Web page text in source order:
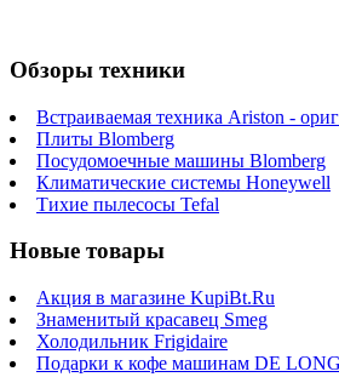
Обзоры техники
Встраиваемая техника Ariston -
Плиты Blomberg
Посудомоечные машины Blomberg
Климатические системы Honeywell
Тихие пылесосы Tefal
Новые товары
Акция в магазине KupiBt.Ru
Знаменитый красавец Smeg
Холодильник Frigidaire
Подарки к кофе машинам DE